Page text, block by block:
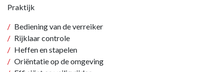
Praktijk
Bediening van de verreiker
Rijklaar controle
Heffen en stapelen
Oriëntatie op de omgeving